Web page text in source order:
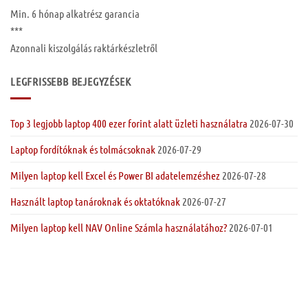
Min. 6 hónapalkatrész garancia
***
Azonnali kiszolgálás raktárkészletről
LEGFRISSEBB BEJEGYZÉSEK
Top 3 legjobb laptop 400 ezer forint alatt üzleti használatra 2026-07-30
Laptop fordítóknak és tolmácsoknak 2026-07-29
Milyen laptop kell Excel és Power BI adatelemzéshez 2026-07-28
Használt laptop tanároknak és oktatóknak 2026-07-27
Milyen laptop kell NAV Online Számla használatához? 2026-07-01